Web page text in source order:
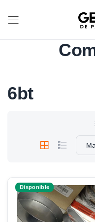
6bt
Disponible